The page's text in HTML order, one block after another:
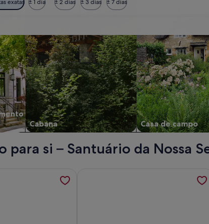
exatas ± 1 dia ± 2 dias ± 3 dias ± 7 dias
Cabana Casa de campo
si – Santuário da Nossa